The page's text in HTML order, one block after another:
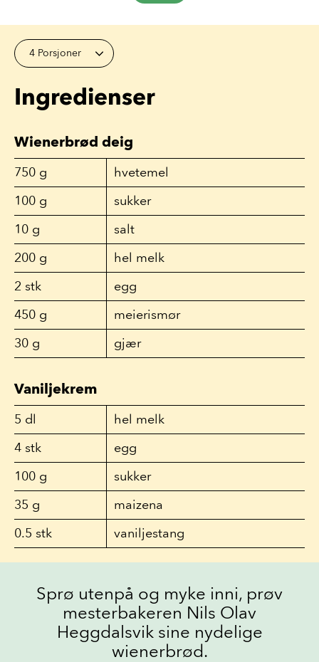
4 Porsjoner
Ingredienser
Wienerbrød deig
750 g
hvetemel
100 g
sukker
10 g
salt
200 g
hel melk
2 stk
egg
450 g
meierismør
30 g gjær
Vaniljekrem
5 dl
hel melk
4 stk
egg
100 g
sukker
35 g
maizena
0.5 stk vaniljestang
Sprø utenpå og myke inni, prøv
mesterbakeren Nils Olav
Heggdalsvik sine nydelige
wienerbrød.